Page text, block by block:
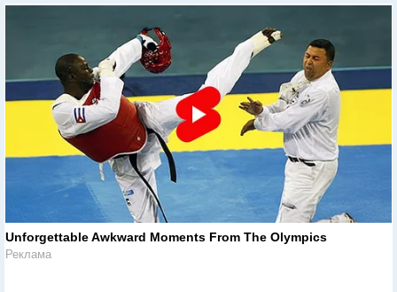
Unforgettable Awkward Moments From The Olympics
Реклама